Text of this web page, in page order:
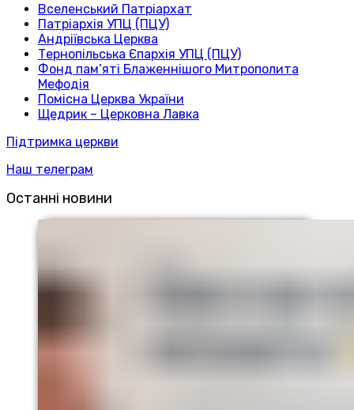
Вселенський Патріархат
Патріархія УПЦ (ПЦУ)
Андріївська Церква
Тернопільська Єпархія УПЦ (ПЦУ)
Фонд пам’яті Блаженнішого Митрополита
Мефодія
Помісна Церква України
Щедрик – Церковна Лавка
Підтримка церкви
Наш телеграм
Останні новини